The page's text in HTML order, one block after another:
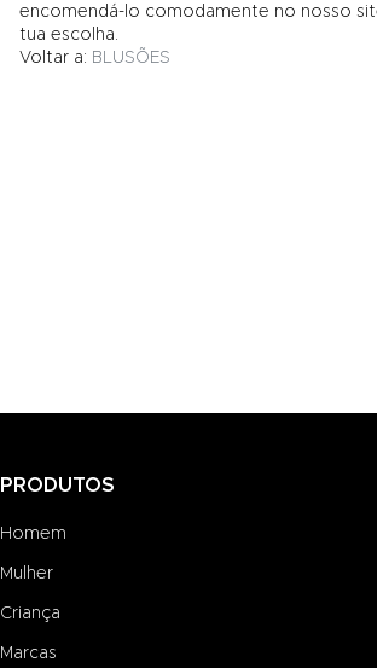
encomendá-lo comodamente no nosso
tua escolha.
Voltar a: BLUSÕES
PRODUTOS
Homem
Mulher
Criança
Marcas